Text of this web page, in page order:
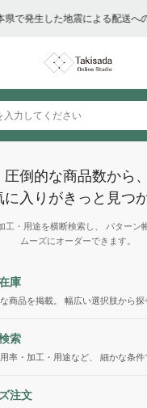
県で発生した地震による配送へ
圧倒的な商品数から、
に入りがきっと見つか
工・用途を横断検索し、 パターン
ムーズにオーダーできます。
庫
商品を掲載。 幅広い選択肢から探
索
率・加工・用途など、 細かな条件
注文